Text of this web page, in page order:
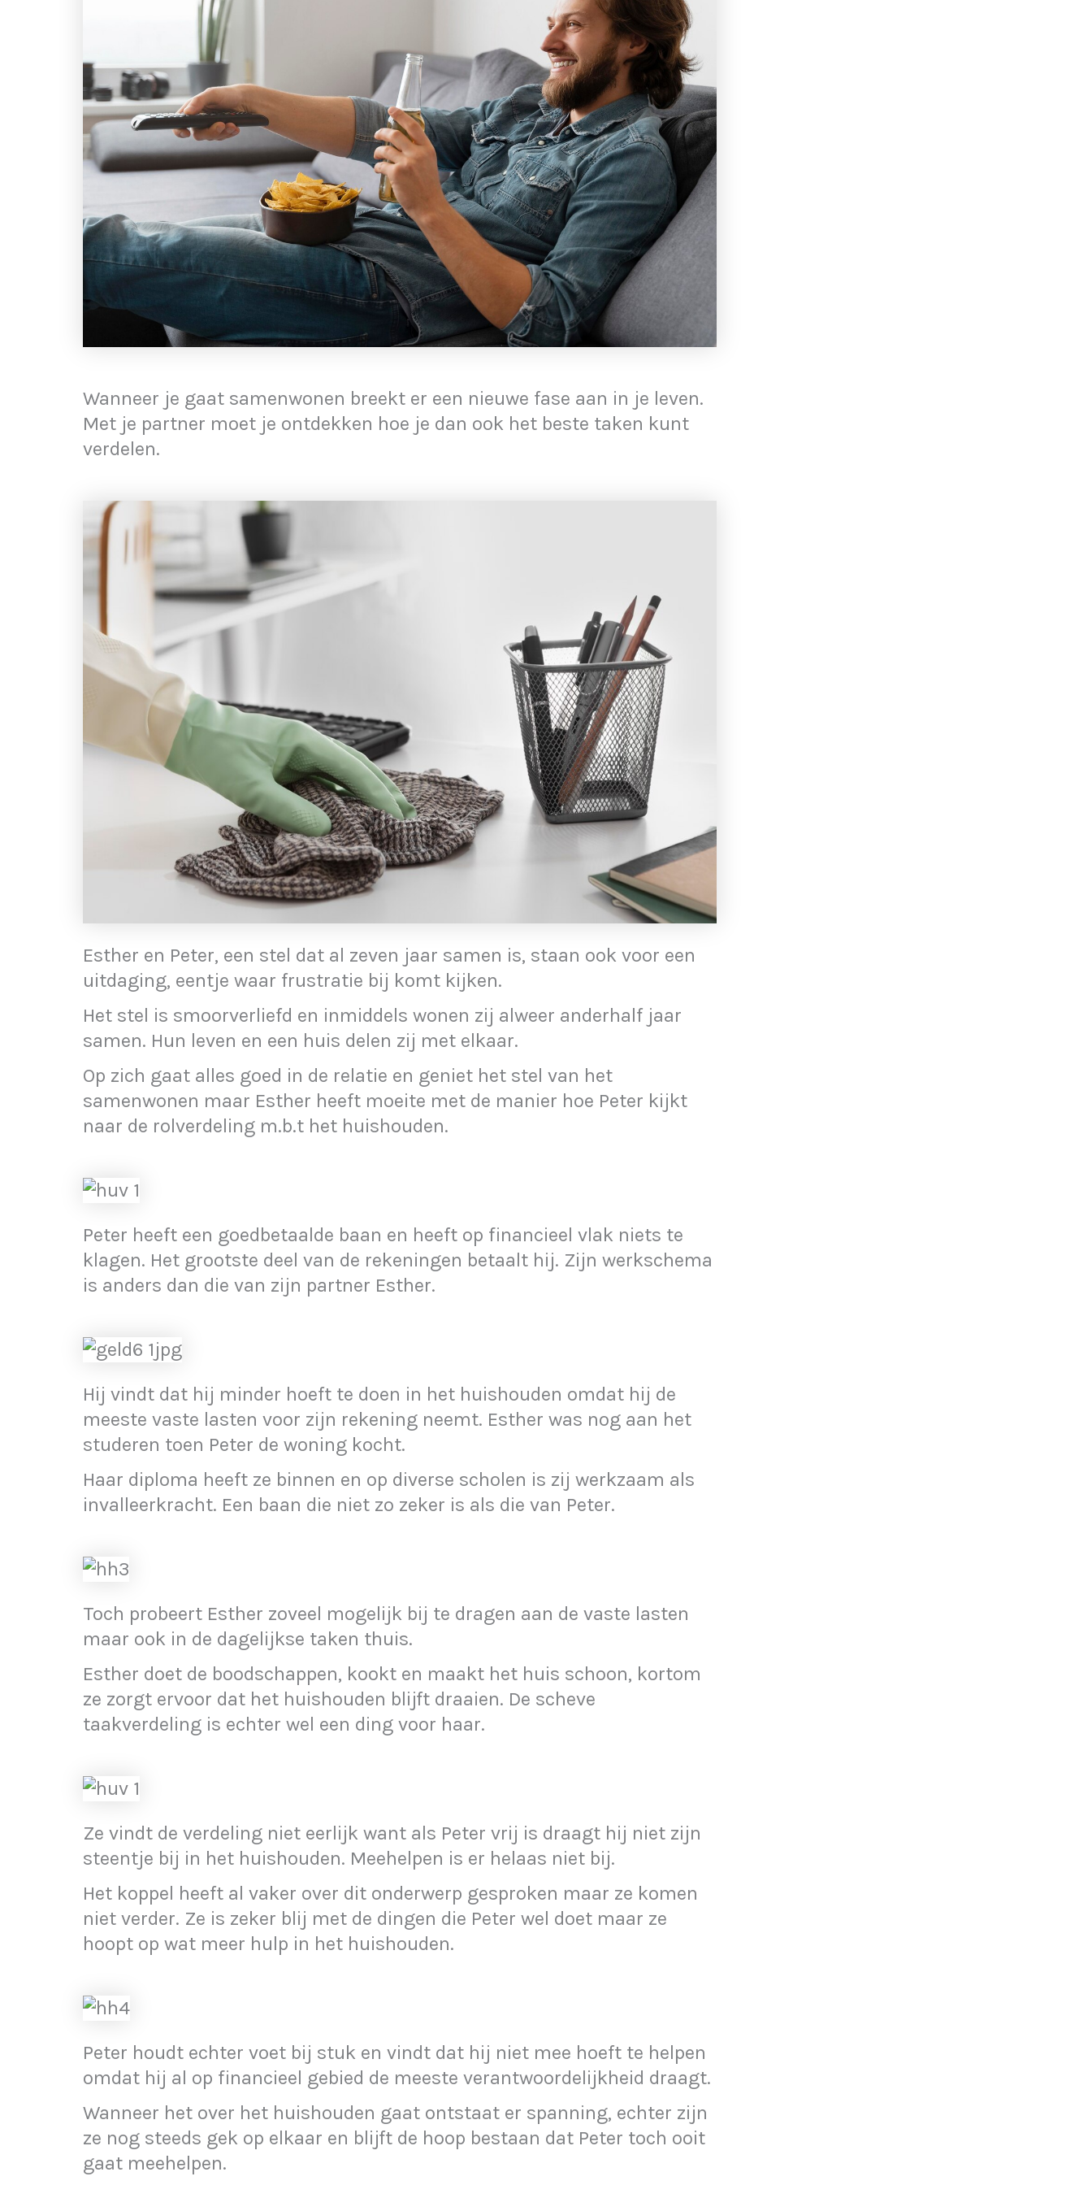
Wanneer je gaat samenwonen breekt er een nieuwe fase aan in je leven.
Met je partner moet je ontdekken hoe je dan ook het beste taken kunt
verdelen.
Esther en Peter, een stel dat al zeven jaar samen is, staan ook voor een
uitdaging, eentje waar frustratie bij komt kijken.
Het stel is smoorverliefd en inmiddels wonen zij alweer anderhalf jaar
samen. Hun leven en een huis delen zij met elkaar.
Op zich gaat alles goed in de relatie en geniet het stel van het
samenwonen maar Esther heeft moeite met de manier hoe Peter kijkt
naar de rolverdeling m.b.t het huishouden.
Peter heeft een goedbetaalde baan en heeft op financieel vlak niets te
klagen. Het grootste deel van de rekeningen betaalt hij. Zijn werkschema
is anders dan die van zijn partner Esther.
Hij vindt dat hij minder hoeft te doen in het huishouden omdat hij de
meeste vaste lasten voor zijn rekening neemt. Esther was nog aan het
studeren toen Peter de woning kocht.
Haar diploma heeft ze binnen en op diverse scholen is zij werkzaam als
invalleerkracht. Een baan die niet zo zeker is als die van Peter.
Toch probeert Esther zoveel mogelijk bij te dragen aan de vaste lasten
maar ook in de dagelijkse taken thuis.
Esther doet de boodschappen, kookt en maakt het huis schoon, kortom
ze zorgt ervoor dat het huishouden blijft draaien. De scheve
taakverdeling is echter wel een ding voor haar.
Ze vindt de verdeling niet eerlijk want als Peter vrij is draagt hij niet zijn
steentje bij in het huishouden. Meehelpen is er helaas niet bij.
Het koppel heeft al vaker over dit onderwerp gesproken maar ze komen
niet verder. Ze is zeker blij met de dingen die Peter wel doet maar ze
hoopt op wat meer hulp in het huishouden.
Peter houdt echter voet bij stuk en vindt dat hij niet mee hoeft te helpen
omdat hij al op financieel gebied de meeste verantwoordelijkheid draagt.
Wanneer het over het huishouden gaat ontstaat er spanning, echter zijn
ze nog steeds gek op elkaar en blijft de hoop bestaan dat Peter toch ooit
gaat meehelpen.